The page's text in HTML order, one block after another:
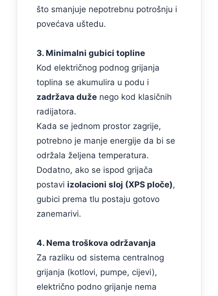
što smanjuje nepotrebnu potrošnju i
povećava uštedu.
3. Minimalni gubici topline
Kod električnog podnog grijanja
toplina se akumulira u podu i
zadržava duže nego kod klasičnih
radijatora.
Kada se jednom prostor zagrije,
potrebno je manje energije da bi se
održala željena temperatura.
Dodatno, ako se ispod grijača
postavi izolacioni sloj (XPS ploče),
gubici prema tlu postaju gotovo
zanemarivi.
4. Nema troškova održavanja
Za razliku od sistema centralnog
grijanja (kotlovi, pumpe, cijevi),
električno podno grijanje nema